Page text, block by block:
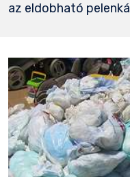
az eldobható